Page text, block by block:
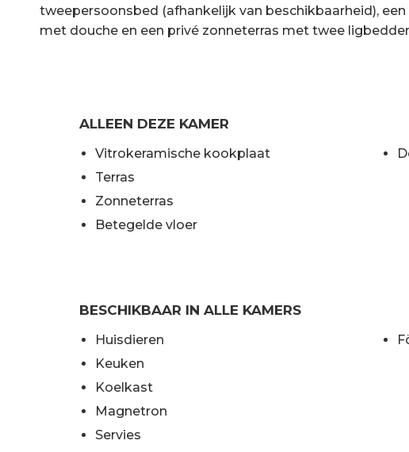
tweepersoonsbed (afhankelijk van beschikbaarheid),
met douche en een privé zonneterras met twee
ALLEEN DEZE KAMER
Vitrokeramische kookplaat
Terras
Zonneterras
Betegelde vloer
BESCHIKBAAR IN ALLE KAMERS
Huisdieren
Keuken
Koelkast
Magnetron
Servies